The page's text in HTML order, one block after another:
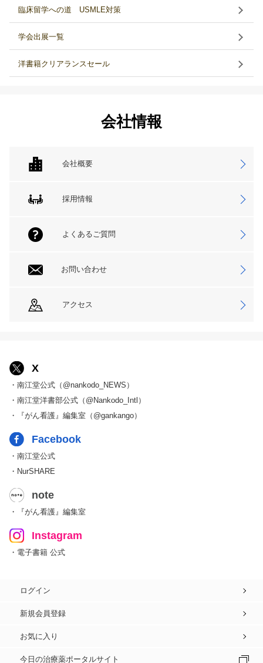
臨床留学への道 USMLE対策
学会出展一覧
洋書籍クリアランスセール
会社情報
会社概要
採用情報
よくあるご質問
お問い合わせ
アクセス
X
・南江堂公式（@nankodo_NEWS）
・南江堂洋書部公式（@Nankodo_Intl）
・『がん看護』編集室（@gankango）
Facebook
・南江堂公式
・NurSHARE
note
・『がん看護』編集室
Instagram
・電子書籍 公式
ログイン
新規会員登録
お気に入り
今日の治療薬ポータルサイト